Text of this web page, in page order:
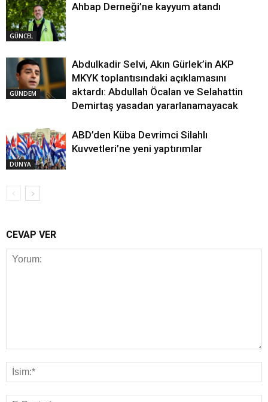
GÜNCEL
Ahbap Derneği’ne kayyum atandı
GÜNDEM
Abdulkadir Selvi, Akın Gürlek’in AKP
MKYK toplantısındaki açıklamasını
aktardı: Abdullah Öcalan ve Selahattin
Demirtaş yasadan yararlanamayacak
DÜNYA
ABD’den Küba Devrimci Silahlı
Kuvvetleri’ne yeni yaptırımlar
CEVAP VER